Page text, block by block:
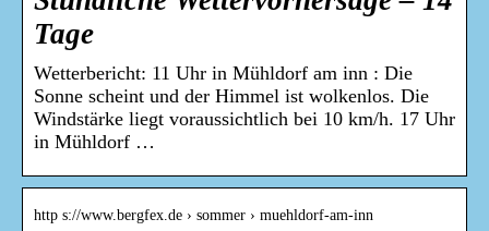
Tage
Wetterbericht: 11 Uhr in Mühldorf am inn : Die
Sonne scheint und der Himmel ist wolkenlos. Die
Windstärke liegt voraussichtlich bei 10 km/h. 17 Uhr
in Mühldorf …
http s://www.bergfex.de › sommer › muehldorf-am-inn